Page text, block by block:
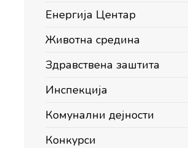
Енергија Центар
Животна средина
Здравствена заштита
Инспекција
Комунални дејности
Конкурси